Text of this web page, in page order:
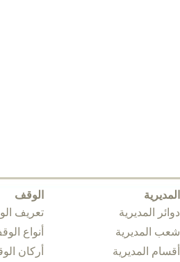
المديرية
دوائر المديرية
شعب المديرية
أقسام المديرية
الوقف
تعريف
أنواع
أركان